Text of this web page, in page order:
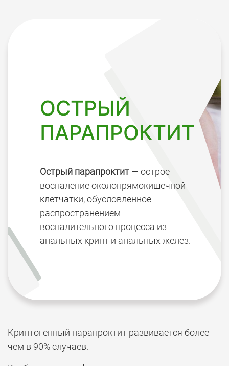
ОСТРЫЙ
ПАРАПРОКТИТ
Острый парапроктит — острое
воспаление околопрямокишечной
клетчатки, обусловленное
распространением
воспалительного процесса из
анальных крипт и анальных желез.
Криптогенный парапроктит развивается более
чем в 90% случаев.